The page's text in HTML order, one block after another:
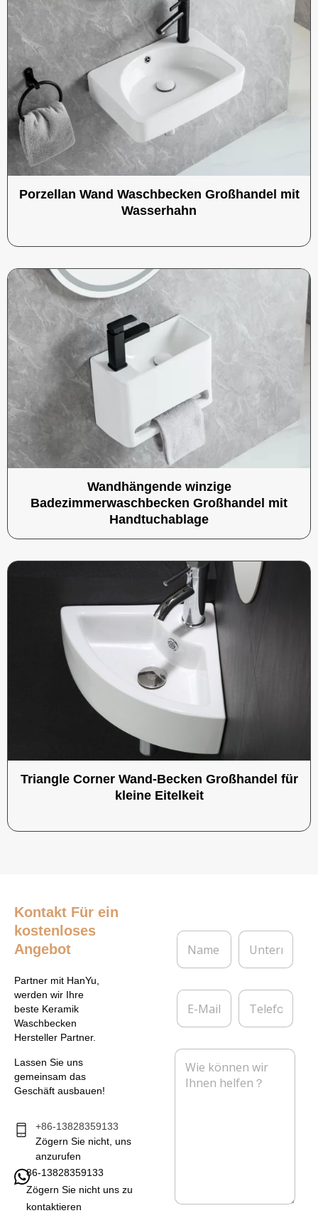
Porzellan Wand Waschbecken Großhandel mit
Wasserhahn
Wandhängende winzige
Badezimmerwaschbecken Großhandel mit
Handtuchablage
Triangle Corner Wand-Becken Großhandel für
kleine Eitelkeit
Kontakt Für ein
kostenloses
Angebot
Partner mit HanYu,
werden wir Ihre
beste Keramik
Waschbecken
Hersteller Partner.
Lassen Sie uns
gemeinsam das
Geschäft ausbauen!
+86-13828359133
Zögern Sie nicht, uns
anzurufen
86-13828359133
Zögern Sie nicht uns zu
kontaktieren
N
m
*
U
t
r
h
n
E
M
i
T
l
f
o
n
N